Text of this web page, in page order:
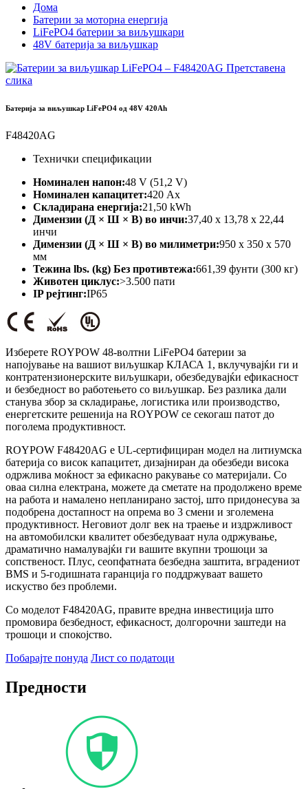
Дома
Батерии за моторна енергија
LiFePO4 батерии за виљушкари
48V батерија за виљушкар
Батерија за виљушкар LiFePO4 од 48V 420Ah
F48420AG
Технички спецификации
Номинален напон:48 V (51,2 V)
Номинален капацитет:420 Ах
Складирана енергија:21,50 kWh
Димензии (Д × Ш × В) во инчи:37,40 x 13,78 x 22,44
инчи
Димензии (Д × Ш × В) во милиметри:950 x 350 x 570
мм
Тежина lbs. (kg) Без противтежа:661,39 фунти (300 кг)
Животен циклус:>3.500 пати
IP рејтинг:IP65
Изберете ROYPOW 48-волтни LiFePO4 батерии за
напојување на вашиот виљушкар КЛАСА 1, вклучувајќи ги и
контратензионерските виљушкари, обезбедувајќи ефикасност
и безбедност во работењето со виљушкар. Без разлика дали
станува збор за складирање, логистика или производство,
енергетските решенија на ROYPOW се секогаш патот до
поголема продуктивност.
ROYPOW F48420AG е UL-сертифициран модел на литиумска
батерија со висок капацитет, дизајниран да обезбеди висока
одржлива моќност за ефикасно ракување со материјали. Со
оваа силна електрана, можете да сметате на продолжено време
на работа и намалено непланирано застој, што придонесува за
подобрена достапност на опрема во 3 смени и зголемена
продуктивност. Неговиот долг век на траење и издржливост
на автомобилски квалитет обезбедуваат нула одржување,
драматично намалувајќи ги вашите вкупни трошоци за
сопственост. Плус, сеопфатната безбедна заштита, вградениот
BMS и 5-годишната гаранција го поддржуваат вашето
искуство без проблеми.
Со моделот F48420AG, правите вредна инвестиција што
промовира безбедност, ефикасност, долгорочни заштеди на
трошоци и спокојство.
Побарајте понуда Лист со податоци
Предности